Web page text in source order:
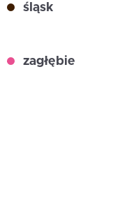
śląsk
zagłębie